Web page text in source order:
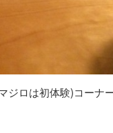
ジロは初体験)コーナ